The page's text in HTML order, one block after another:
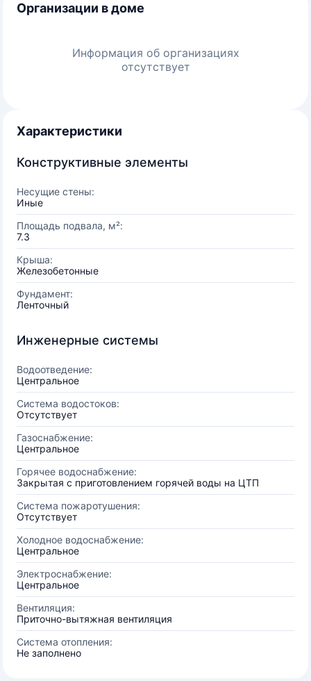
Организации в доме
Информация об организациях
отсутствует
Характеристики
Конструктивные элементы
Несущие стены:
Иные
Площадь подвала, м²:
7.3
Крыша:
Железобетонные
Фундамент:
Ленточный
Инженерные системы
Водоотведение:
Центральное
Система водостоков:
Отсутствует
Газоснабжение:
Центральное
Горячее водоснабжение:
Закрытая с приготовлением горячей воды на ЦТП
Система пожаротушения:
Отсутствует
Холодное водоснабжение:
Центральное
Электроснабжение:
Центральное
Вентиляция:
Приточно-вытяжная вентиляция
Система отопления:
Не заполнено